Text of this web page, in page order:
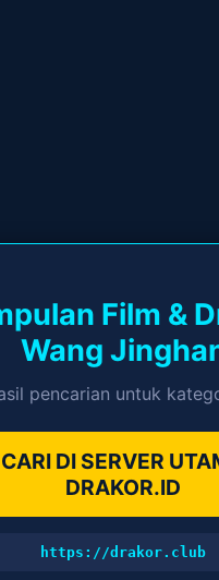
Film &
Wang
pencarian untuk
CARI DI SERVER
DRAKOR.ID
https://drakor.club